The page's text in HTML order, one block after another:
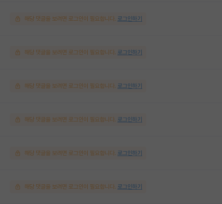
해당 댓글을 보려면 로그인이 필요합니다. 로그인하기
해당 댓글을 보려면 로그인이 필요합니다. 로그인하기
해당 댓글을 보려면 로그인이 필요합니다. 로그인하기
해당 댓글을 보려면 로그인이 필요합니다. 로그인하기
해당 댓글을 보려면 로그인이 필요합니다. 로그인하기
해당 댓글을 보려면 로그인이 필요합니다. 로그인하기